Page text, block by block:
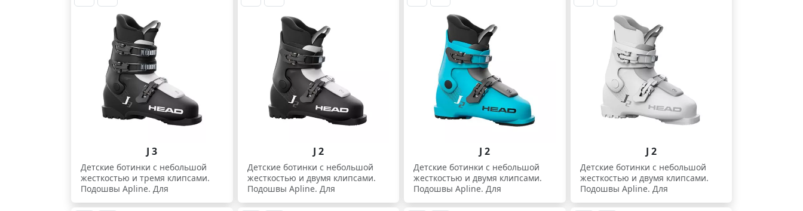
J 3
Детские ботинки с небольшой
жесткостью и тремя клипсами.
Подошвы Apline. Для
J 2
Детские ботинки с небольшой
жесткостью и двумя клипсами.
Подошвы Apline. Для
J 2
Детские ботинки с небольшой
жесткостью и двумя клипсами.
Подошвы Apline. Для
J 2
Детские ботинки с небольшой
жесткостью и двумя клипсами.
Подошвы Apline. Для